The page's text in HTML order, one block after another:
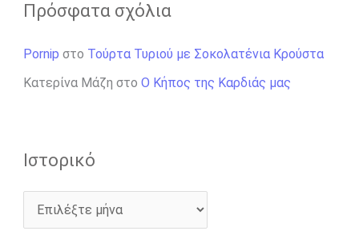
Πρόσφατα σχόλια
Pornip στο Τούρτα Τυριού με Σοκολατένια Κρούστα
Κατερίνα Μάζη στο Ο Κήπος της Καρδιάς μας
Ιστορικό